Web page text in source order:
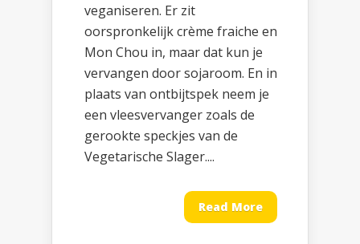
veganiseren. Er zit
oorspronkelijk crème fraiche en
Mon Chou in, maar dat kun je
vervangen door sojaroom. En in
plaats van ontbijtspek neem je
een vleesvervanger zoals de
gerookte speckjes van de
Vegetarische Slager....
Read More